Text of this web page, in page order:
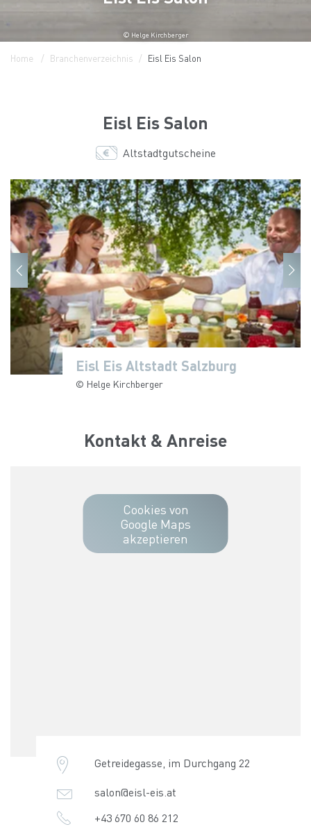
© Helge Kirchberger
Home Branchenverzeichnis Eisl Eis Salon
Eisl Eis Salon
Altstadtgutscheine
Eisl Eis Altstadt Salzburg
© Helge Kirchberger
Eisl Eis Altstadt Salzburg
© Helge Kirchberger
Eisl Eis Altstadt Salzburg
© Helge Kirchberger
Eisl Eis Altstadt Salzburg
© Helge Kirchberger
Kontakt & Anreise
Cookies von
Google Maps
akzeptieren
Getreidegasse, im Durchgang 22
salon@eisl-eis.at
+43 670 60 86 212